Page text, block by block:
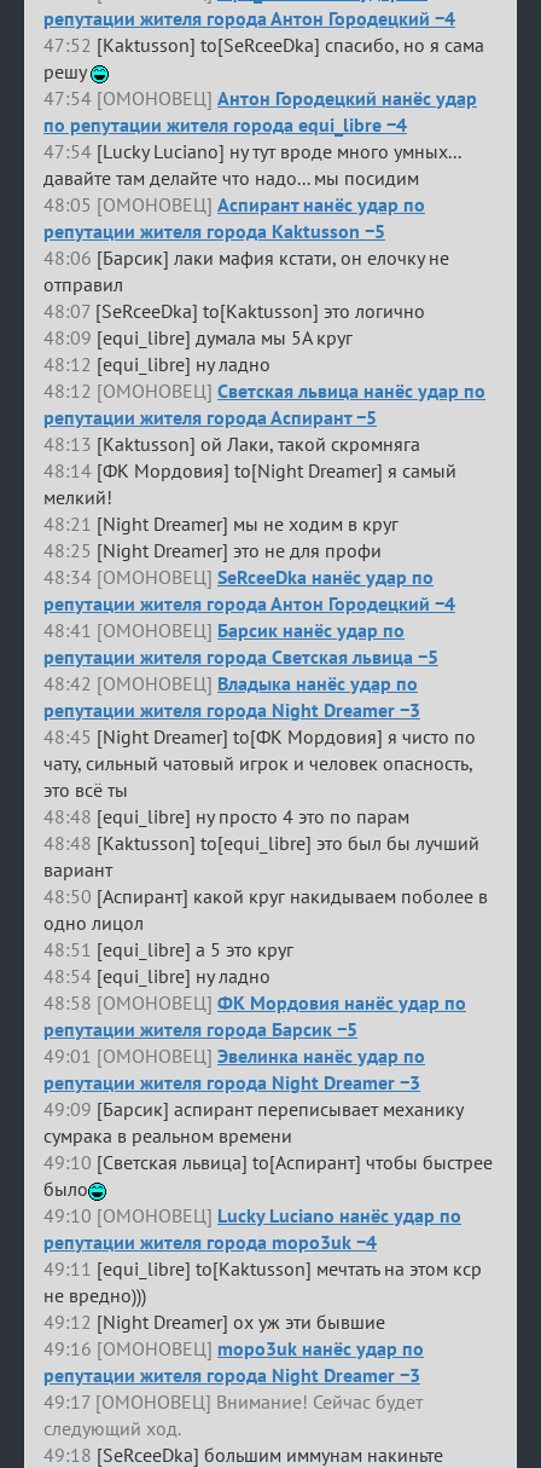
репутации жителя города Антон Городецкий −4
47:52 [Kaktusson] to[SeRceeDka] спасибо, но я сама
решу
47:54 [ОМОНОВЕЦ] Антон Городецкий нанёс удар
по репутации жителя города equi_libre −4
47:54 [Lucky Luciano] ну тут вроде много умных...
давайте там делайте что надо... мы посидим
48:05 [ОМОНОВЕЦ] Аспирант нанёс удар по
репутации жителя города Kaktusson −5
48:06 [Барсик] лаки мафия кстати, он елочку не
отправил
48:07 [SeRceeDka] to[Kaktusson] это логично
48:09 [equi_libre] думала мы 5А круг
48:12 [equi_libre] ну ладно
48:12 [ОМОНОВЕЦ] Светская львица нанёс удар по
репутации жителя города Аспирант −5
48:13 [Kaktusson] ой Лаки, такой скромняга
48:14 [ФК Мордовия] to[Night Dreamer] я самый
мелкий!
48:21 [Night Dreamer] мы не ходим в круг
48:25 [Night Dreamer] это не для профи
48:34 [ОМОНОВЕЦ] SeRceeDka нанёс удар по
репутации жителя города Антон Городецкий −4
48:41 [ОМОНОВЕЦ] Барсик нанёс удар по
репутации жителя города Светская львица −5
48:42 [ОМОНОВЕЦ] Владыка нанёс удар по
репутации жителя города Night Dreamer −3
48:45 [Night Dreamer] to[ФК Мордовия] я чисто по
чату, сильный чатовый игрок и человек опасность,
это всё ты
48:48 [equi_libre] ну просто 4 это по парам
48:48 [Kaktusson] to[equi_libre] это был бы лучший
вариант
48:50 [Аспирант] какой круг накидываем поболее в
одно лицол
48:51 [equi_libre] а 5 это круг
48:54 [equi_libre] ну ладно
48:58 [ОМОНОВЕЦ] ФК Мордовия нанёс удар по
репутации жителя города Барсик −5
49:01 [ОМОНОВЕЦ] Эвелинка нанёс удар по
репутации жителя города Night Dreamer −3
49:09 [Барсик] аспирант переписывает механику
сумрака в реальном времени
49:10 [Светская львица] to[Аспирант] чтобы быстрее
было
49:10 [ОМОНОВЕЦ] Lucky Luciano нанёс удар по
репутации жителя города mopo3uk −4
49:11 [equi_libre] to[Kaktusson] мечтать на этом кср
не вредно)))
49:12 [Night Dreamer] ох уж эти бывшие
49:16 [ОМОНОВЕЦ] mopo3uk нанёс удар по
репутации жителя города Night Dreamer −3
49:17 [ОМОНОВЕЦ] Внимание! Сейчас будет
следующий ход.
49:18 [SeRceeDka] большим иммунам накиньте